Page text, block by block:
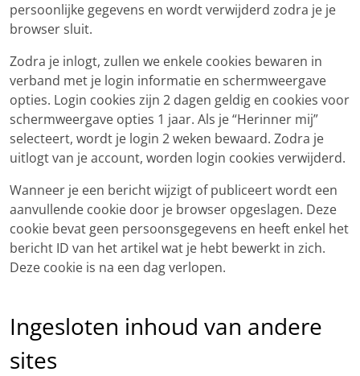
persoonlijke gegevens en wordt verwijderd zodra je je
browser sluit.
Zodra je inlogt, zullen we enkele cookies bewaren in
verband met je login informatie en schermweergave
opties. Login cookies zijn 2 dagen geldig en cookies voor
schermweergave opties 1 jaar. Als je “Herinner mij”
selecteert, wordt je login 2 weken bewaard. Zodra je
uitlogt van je account, worden login cookies verwijderd.
Wanneer je een bericht wijzigt of publiceert wordt een
aanvullende cookie door je browser opgeslagen. Deze
cookie bevat geen persoonsgegevens en heeft enkel het
bericht ID van het artikel wat je hebt bewerkt in zich.
Deze cookie is na een dag verlopen.
Ingesloten inhoud van andere
sites